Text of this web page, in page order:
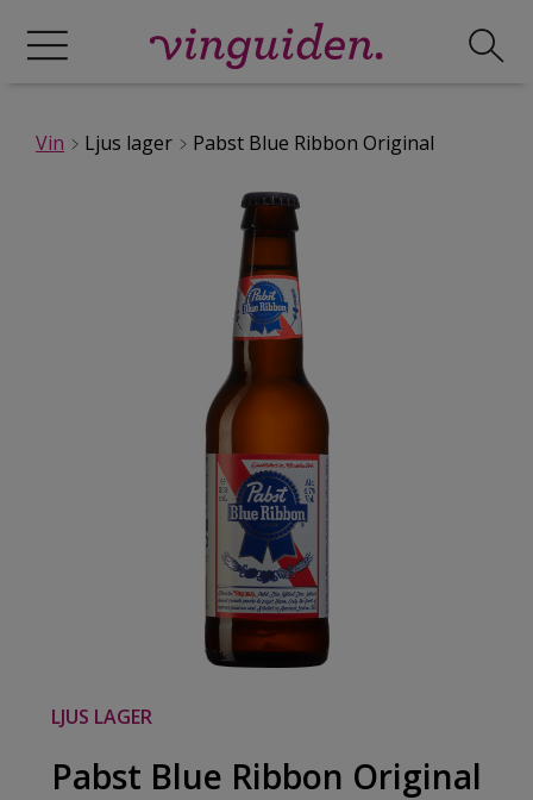
Vin Ljus lager Pabst Blue Ribbon Original
LJUS LAGER
Pabst Blue Ribbon Original